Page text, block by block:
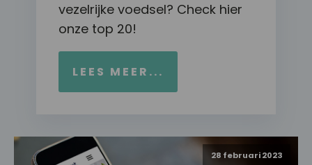
vezelrijke voedsel? Check hier
onze top 20!
LEES MEER...
28 februari 2023